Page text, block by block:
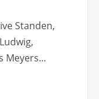
Standen,
Meyers...